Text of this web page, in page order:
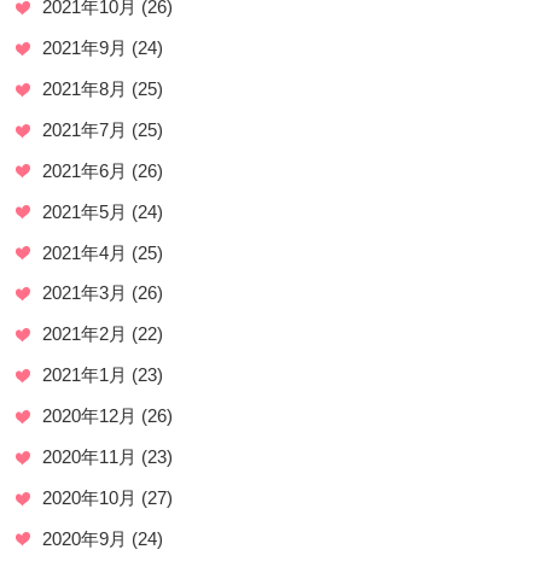
2021年10月 (26)
2021年9月 (24)
2021年8月 (25)
2021年7月 (25)
2021年6月 (26)
2021年5月 (24)
2021年4月 (25)
2021年3月 (26)
2021年2月 (22)
2021年1月 (23)
2020年12月 (26)
2020年11月 (23)
2020年10月 (27)
2020年9月 (24)